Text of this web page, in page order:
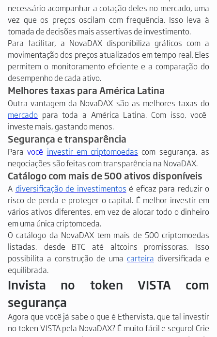
necessário acompanhar a cotação deles no mercado, uma
vez que os preços oscilam com frequência. Isso leva à
tomada de decisões mais assertivas de investimento.
Para facilitar, a NovaDAX disponibiliza gráficos com a
movimentação dos preços atualizados em tempo real. Eles
permitem o monitoramento eficiente e a comparação do
desempenho de cada ativo.
Melhores taxas para América Latina
Outra vantagem da NovaDAX são as melhores taxas do
mercado para toda a América Latina. Com isso, você
investe mais, gastando menos.
Segurança e transparência
Para você investir em criptomoedas com segurança, as
negociações são feitas com transparência na NovaDAX.
Catálogo com mais de 500 ativos disponíveis
A diversificação de investimentos é eficaz para reduzir o
risco de perda e proteger o capital. É melhor investir em
vários ativos diferentes, em vez de alocar todo o dinheiro
em uma única criptomoeda.
O catálogo da NovaDAX tem mais de 500 criptomoedas
listadas, desde BTC até altcoins promissoras. Isso
possibilita a construção de uma carteira diversificada e
equilibrada.
Invista no token VISTA com
segurança
Agora que você já sabe o que é Ethervista, que tal investir
no token VISTA pela NovaDAX? É muito fácil e seguro! Crie